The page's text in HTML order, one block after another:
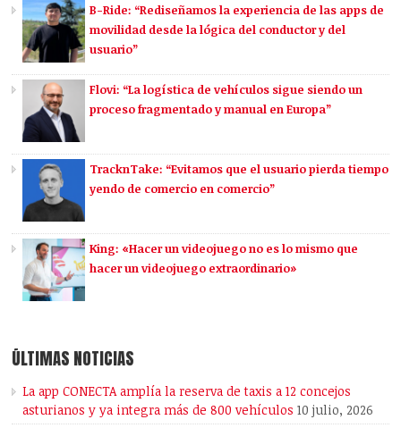
B-Ride: “Rediseñamos la experiencia de las apps de
movilidad desde la lógica del conductor y del
usuario”
Flovi: “La logística de vehículos sigue siendo un
proceso fragmentado y manual en Europa”
TracknTake: “Evitamos que el usuario pierda tiempo
yendo de comercio en comercio”
King: «Hacer un videojuego no es lo mismo que
hacer un videojuego extraordinario»
ÚLTIMAS NOTICIAS
La app CONECTA amplía la reserva de taxis a 12 concejos
asturianos y ya integra más de 800 vehículos 10 julio, 2026